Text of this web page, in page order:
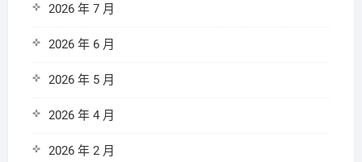
2026 年 7 月
2026 年 6 月
2026 年 5 月
2026 年 4 月
2026 年 2 月